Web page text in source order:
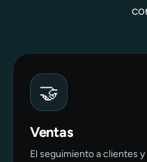
🤝
Ventas
El seguimiento a clientes